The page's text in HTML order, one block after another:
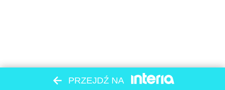
PRZEJDŹ NA